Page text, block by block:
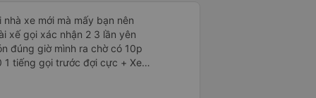
hơn🥰
xe mới mà mấy bạn nên
đúng giờ mình ra chờ có 10p
gọi trước đợi cực + Xe
kỳ ưng mền gối trên xe luôn